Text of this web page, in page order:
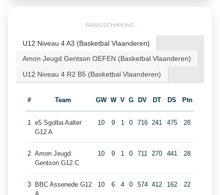
RANGSCHIKKING
U12 Niveau 4 A3 (Basketbal Vlaanderen)
Amon Jeugd Gentson OEFEN (Basketbal Vlaanderen)
U12 Niveau 4 R2 B5 (Basketbal Vlaanderen)
# Team GW W V G DV DT DS Ptn
1 e5 Sgolba Aalter
G12 A
10 9 1 0 716 241 475 28
2 Amon Jeugd
Gentson G12 C
10 9 1 0 711 270 441 28
3
BBC Assenede G12
10 6 4 0 574 412 162 22